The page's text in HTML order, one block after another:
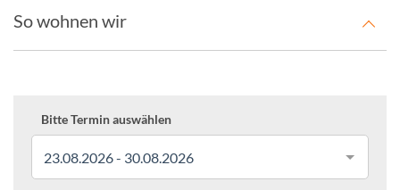
So wohnen wir
Bitte Termin auswählen
23.08.2026 - 30.08.2026